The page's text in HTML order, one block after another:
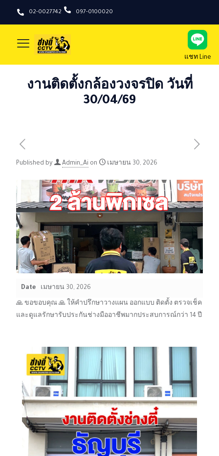
02-0027742 097-0100020
แชท Line
งานติดตั้งกล้องวงจรปิด วันที่
30/04/69
Published by Admin_Ai on เมษายน 30, 2026
Date เมษายน 30, 2026
🙏 ขอขอบคุณ 🙏 ให้คำปรึกษาวางแผน ออกแบบ ติดตั้ง ตรวจเช็ค
และดูแลรักษารับประกันช่างมืออาชีพมากประสบการณ์กว่า 14 ปี